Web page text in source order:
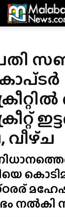
വീഴ്‌ച
നൽകി